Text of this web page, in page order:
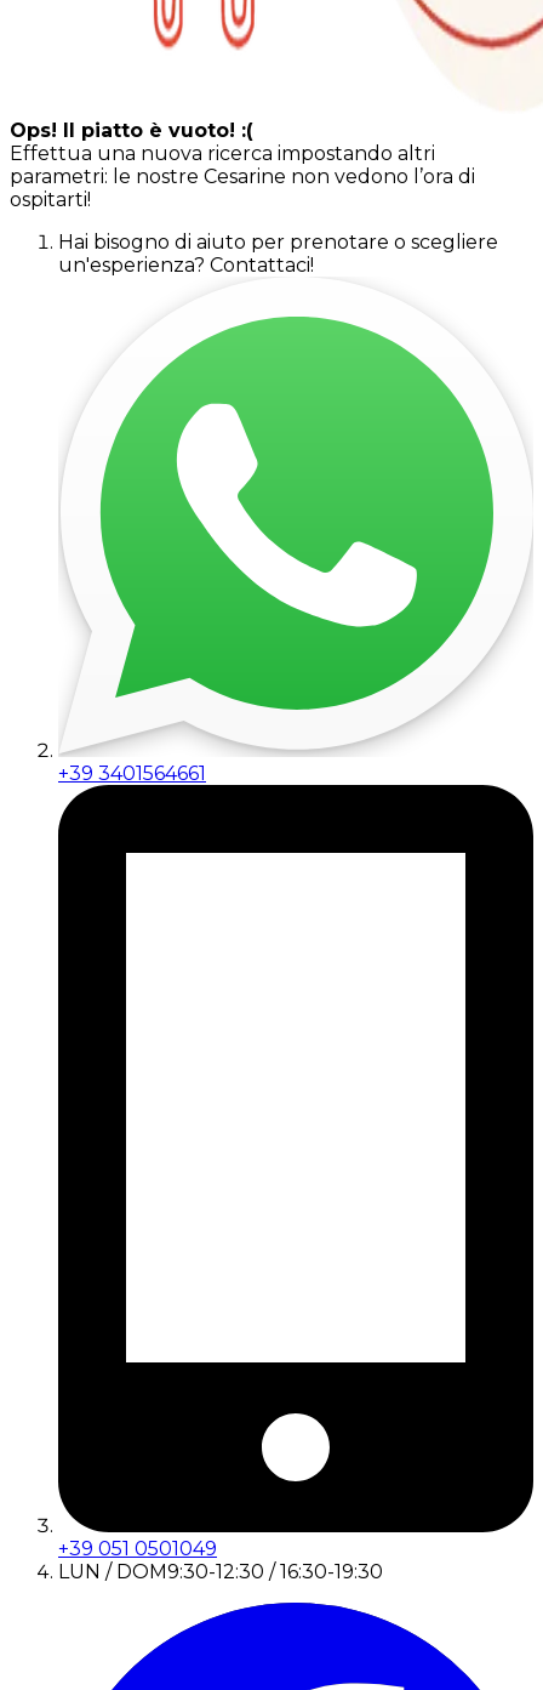
Ops! Il piatto è vuoto! :(
Effettua una nuova ricerca impostando altri
parametri: le nostre Cesarine non vedono l’ora di
ospitarti!
Hai bisogno di aiuto per prenotare o scegliere
un'esperienza? Contattaci!
+39 3401564661
+39 051 0501049
LUN / DOM9:30-12:30 / 16:30-19:30